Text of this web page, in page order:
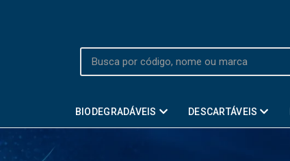
BIODEGRADÁVEIS DESCARTÁVEIS